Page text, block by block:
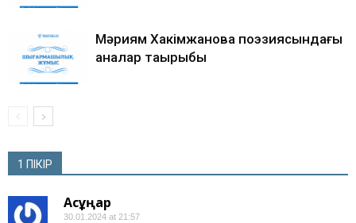
Мәриям Хакімжанова поэзиясындағы
аналар тақырыбы
1 ПІКІР
Ақсұңқар
30.01.2024 at 21:57